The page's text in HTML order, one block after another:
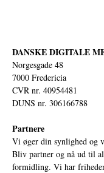
DANSKE DIGITALE
Norgesgade 48
7000 Fredericia
CVR nr. 40954481
DUNS nr. 306166788
Partnere
Vi øger din synlighed og
Bliv partner og nå ud til
formidling. Vi har